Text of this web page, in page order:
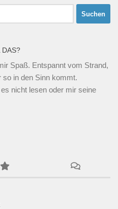
DAS?
Spaß. Entspannt vom Strand,
in den Sinn kommt.
nicht lesen oder mir seine